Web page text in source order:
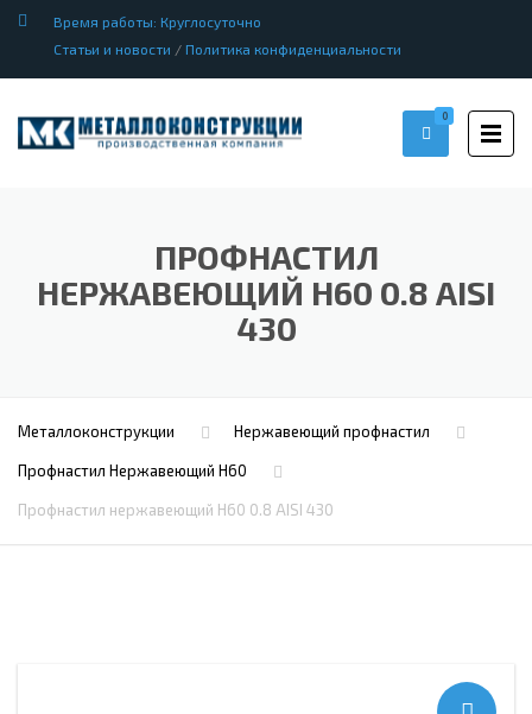
Время работы: Круглосуточно
Статьи и новости / Политика конфиденциальности
0
ПРОФНАСТИЛ
НЕРЖАВЕЮЩИЙ Н60 0.8 AISI
430
Металлоконструкции Нержавеющий профнастил
Профнастил Hержавеющий Н60
Профнастил нержавеющий Н60 0.8 AISI 430